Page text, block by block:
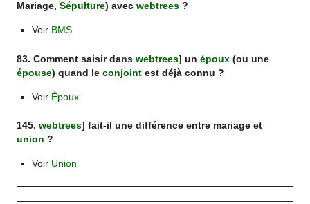
Mariage,Sépulture) avecwebtrees ?
Voir BMS.
83. Comment saisir danswebtrees] unépoux (ou une
épouse) quand leconjoint est déjà connu ?
Voir Époux
145.webtrees] fait-il une différence entre mariage et
union ?
Voir Union